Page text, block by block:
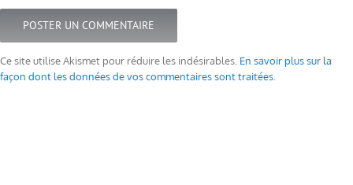
Ce site utilise Akismet pour réduire les indésirables. En savoir plus sur la
façon dont les données de vos commentaires sont traitées